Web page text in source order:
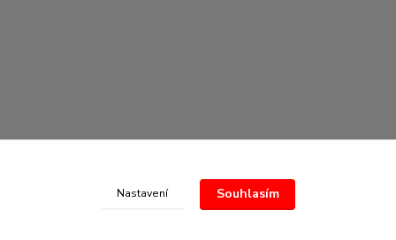
Nastavení Souhlasím